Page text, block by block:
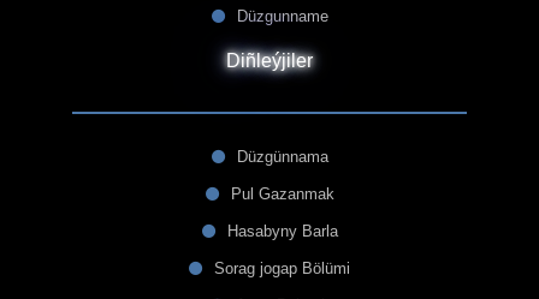
Düzgunname
Diñleýjiler
Düzgünnama
Pul Gazanmak
Hasabyny Barla
Sorag jogap Bölümi